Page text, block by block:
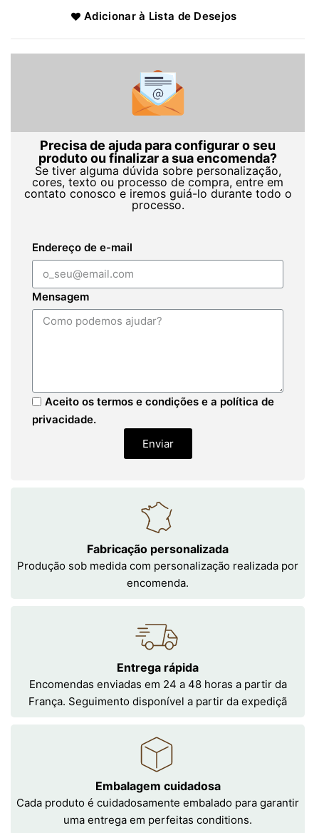
Adicionar à Lista de Desejos
Precisa de ajuda para configurar o seu
produto ou finalizar a sua encomenda?
Se tiver alguma dúvida sobre personalização,
cores, texto ou processo de compra, entre em
contato conosco e iremos guiá-lo durante todo o
processo.
Endereço de e-mail
Mensagem
Aceito os termos e condições e a política de
privacidade.
Enviar
Fabricação personalizada
Produção sob medida com personalização realizada por
encomenda.
Entrega rápida
Encomendas enviadas em 24 a 48 horas a partir da
França. Seguimento disponível a partir da expediçã
Embalagem cuidadosa
Cada produto é cuidadosamente embalado para garantir
uma entrega em perfeitas conditions.